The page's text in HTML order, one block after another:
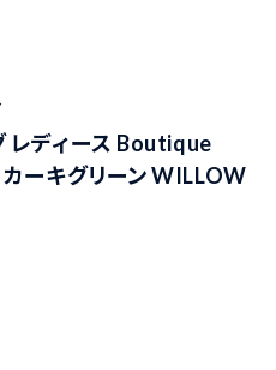
レディース Boutique
ーキグリーン WILLOW